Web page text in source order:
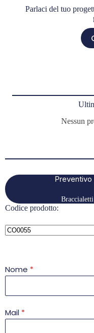
Parlaci del tuo
Nessun
Codice prodotto:
Nome *
Mail *